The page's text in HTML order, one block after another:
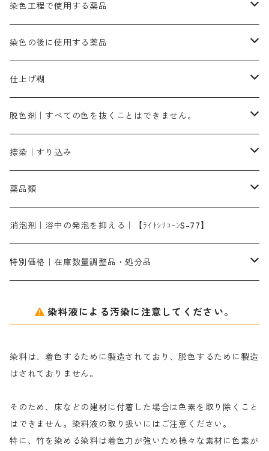
染料一覧ー100g入り
染料一覧ー500g入り
1kg
ピンクMB｜ピンク色
ローズMB｜鮮やかなピンク色）
スカイブルーMG｜緑みの空色
ターキスブルーHNG｜緑みの空色
ダークグリンMG（定番の色合い）
グリーンMB｜緑色
茶色系
ダークブロンMFB｜こげ茶色
ブロンHNR｜こげ茶色
黒色系
ブラックMK（赤みの黒色）
ブラックMG（青みの黒色）
白色系（定番の色合い）
ネオホワイトR
霧島産・晩秋茶｜黄金色（赤みの黄色）｜準備中
ローダミンB｜赤紫色｜マゼンダ色
硫酸第一鉄｜鉄媒染剤
摺込み刷毛（スリコミハケ）ー夏毛（硬いタイプ）
摺込み刷毛（スリコミハケ）ー冬毛（柔らかいタイプ）
片羽刷毛
ローケツ筆
ローケツ用筆｜1本～販売
ローケツ用筆ー10%off｜20本セットお取り寄せ品
洋型紙（9番手｜中薄口、10番手｜中厚口）
有償サンプル品｜約20cm×27cm
洋型紙9番手｜中薄口｜約54cm×110cm
張木｜入荷待ち
伸子
型洗いブラシ
精練剤｜汚れ落とし剤｜針状マルセル石鹸
糊落とし剤｜ソルベンCA
濃染処理剤｜ソルバックスPS－900
染色工程で使用する薬品
染料の吸収促進剤
酢酸｜絹・羊毛・ナイロンに使用する
芒硝｜綿・麻の染色に使用する。
染料のムラ染め抑制剤（均染剤）
アゾリン200％｜綿・麻・絹・羊毛・ナイロンの染色
レオニールEHC｜反応染料用
染料の浸透剤
ソルバライトS-70｜各種繊維の浸し染めに使用可能
染料の定着向上剤
ライトフィックスAコンク｜綿・麻もしくは直接染料で染めた素材
シルクフィックス３A｜絹の染料定着向上剤
アルカリ剤｜反応染料用
ソーダ灰
染料溶解剤
セレナゾールPDN｜各種染料の染料溶解剤
染色の後に使用する薬品
ソーピング剤｜未定着の染料を除去すること
ネオポールB－300｜反応染料のソーピング剤
仕上げ剤｜柔軟・平滑剤
白場汚染防止剤
仕上げ糊
カルボキシメチルセルロース（CMC）
海藻系
たんぱく質系
化学糊（PVA）
防腐剤｜アルカリ性
脱色剤｜すべての色を抜くことはできません。
脱色剤
全体脱色｜ハイドロサルファイトコンク
部分脱色｜デグロリンSコンク
脱色助剤｜浸透・複色抑制剤
メイプロガムNP｜にじみ防止剤
アミラヂンD｜浸透・複色抑制剤
捺染｜すり込み
染料溶解剤｜染料の均一な浸透・吸着を補助する
捺染糊
メイプロガムNP（綿・麻・絹用｜直接・酸性・含金染料用）
白場汚染防止剤｜ソーピング剤｜水洗する際の再汚染防止剤
薬品類
ア行
カ行
ナ行
ハ行
マ行
消泡剤｜浴中の発泡を抑える｜【ﾗｲﾄｼﾘｺｰﾝS-77】
特別価格｜在庫数量調整品・処分品
粉末顔料
綿・麻を染める染料
絹・羊毛を染める染料
染料液による汚染に注意してください。
染料は、着色するために製造されており、脱色するために製造
はされておりません。
そのため、床などの建材に付着した場合は色素を取り除くこと
はできません。染料液の取り扱いにはご注意ください。
特に、竹を染める染料は着色力が強いため様々な素材に色素が